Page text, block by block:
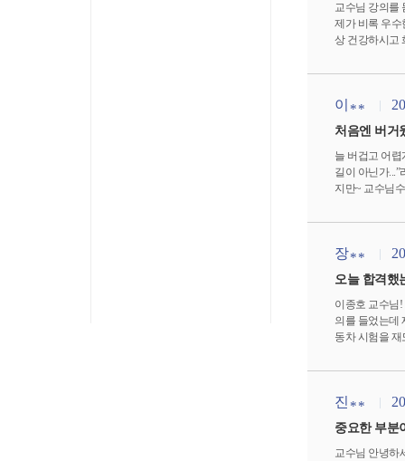
교수님 강의를
제가 비록 우수
상 건강하시고
이 **
처음엔 버거
늘 버겁고 어렵
길이 아닌가
지만~ 교수님
라 생각했던 점
장**
오늘 합격했
이종호 교수님
의를 들었는데
동차 시험을
진 **
중요한 부분
교수님 안녕하